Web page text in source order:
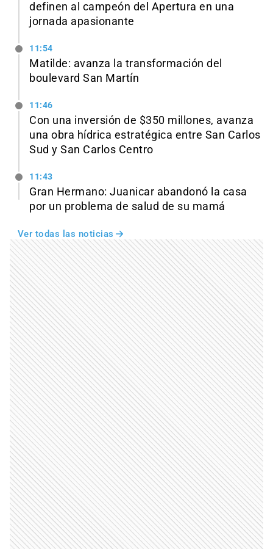
definen al campeón del Apertura en una
jornada apasionante
11:54
Matilde: avanza la transformación del
boulevard San Martín
11:46
Con una inversión de $350 millones, avanza
una obra hídrica estratégica entre San Carlos
Sud y San Carlos Centro
11:43
Gran Hermano: Juanicar abandonó la casa
por un problema de salud de su mamá
Ver todas las noticias